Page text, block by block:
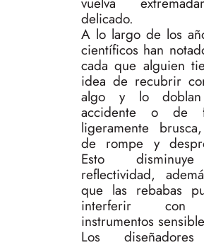
delicado.
A lo largo de los
científicos han
cada que alguien
idea de recubrir
algo y lo
accidente o de
ligeramente
de rompe y
Esto
reflectividad,
que las rebabas
interferir
instrumentos
Los